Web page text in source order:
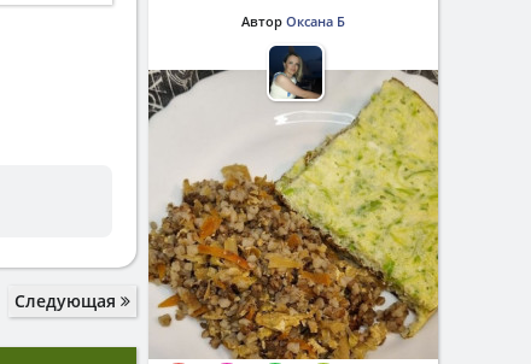
Следующая
Автор Оксана Б